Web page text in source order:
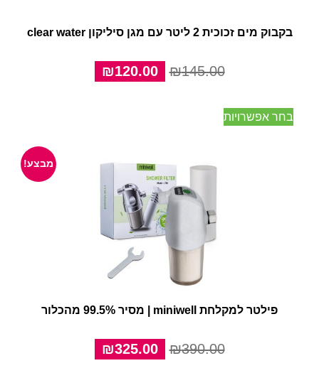
בקבוק מים זכוכית 2 ליטר עם מגן סיליקון clear water
₪145.00
המחיר
המקורי
₪120.00
הנוכחי
בחר אפשרויותזה
לבחור
האפשרויות
בעמוד
המוצר
מבצע!
פילטר למקלחת miniwell | מסיר 99.5% מהכלור
₪390.00
המחיר
המקורי
₪325.00
הנוכחי